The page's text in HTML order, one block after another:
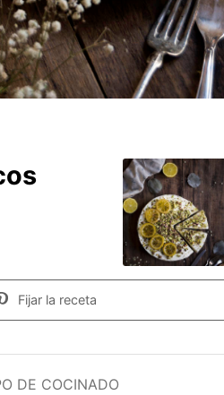
Fijar la receta
DE COCINADO